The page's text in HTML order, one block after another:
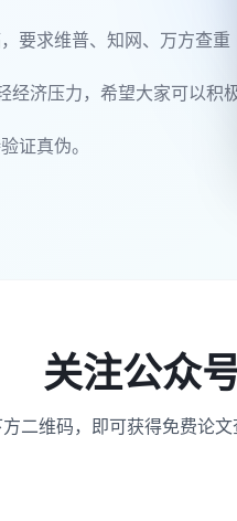
要求维普、知网、万方查重
经济压力，希望大家可以积
证真伪。
关注公众
二维码，即可获得免费论